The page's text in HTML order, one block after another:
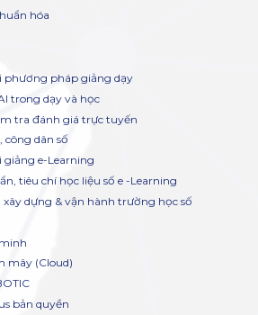
hóa
phương pháp giảng dạy
trong dạy và học
tra đánh giá trực tuyến
công dân số
e-Learning
tiêu chí học liệu số e -Learning
dựng & vận hành trường học số
mây (Cloud)
bản quyền